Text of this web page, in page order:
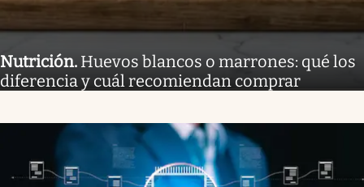
Nutrición. Huevos blancos o marrones: qué los
diferencia y cuál recomiendan comprar